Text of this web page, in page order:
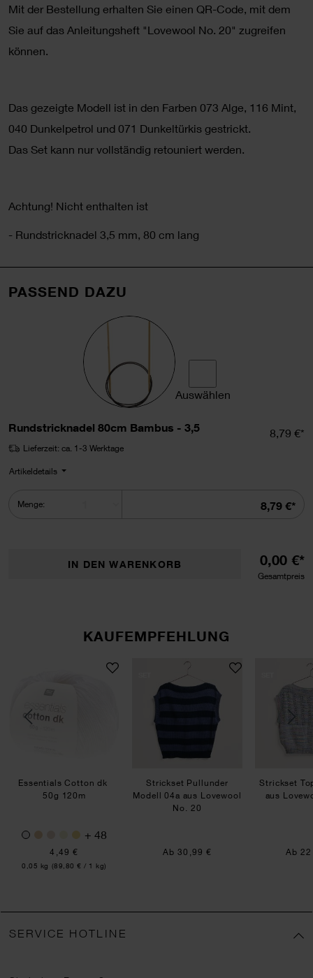
Mit der Bestellung erhalten Sie einen QR-Code, mit dem
Sie auf das Anleitungsheft "Lovewool No. 20" zugreifen
können.
Das gezeigte Modell ist in den Farben 073 Alge, 116 Mint,
040 Dunkelpetrol und 071 Dunkeltürkis gestrickt.
Das Set kann nur vollständig retouniert werden.
Achtung! Nicht enthalten ist
- Rundstricknadel 3,5 mm, 80 cm lang
PASSEND DAZU
Auswählen
Rundstricknadel 80cm Bambus - 3,5
8,79 €*
Summe
8,79 €*
Lieferzeit: ca. 1-3 Werktage
Artikeldetails
Menge:
IN DEN WARENKORB 0,00 €*
Gesamtpreis
KAUFEMPFEHLUNG
Modell 09 aus Lovewool No. 20
Essentials Cotton dk
Essentials Cotton dk
50g 120m
+ 48
4,49 €
Inhalt:
0,05 kg (89,80 € / 1 kg)
Strickset Pullunder
Strickset Pullunder
Modell 04a aus Lovewool
No. 20
Ab 30,99 €
Strickset
aus
Ab
SERVICE HOTLINE